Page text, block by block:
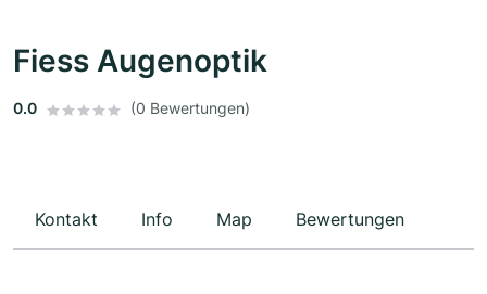
Fiess Augenoptik
0.0 (0 Bewertungen)
Kontakt Info Map Bewertungen